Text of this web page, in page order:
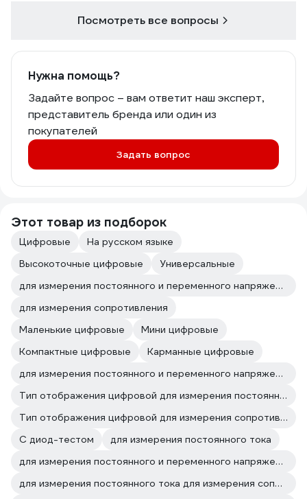
Посмотреть все вопросы
Нужна помощь?
Задайте вопрос – вам ответит наш эксперт,
представитель бренда или один из
покупателей
Задать вопрос
Этот товар из подборок
Цифровые
На русском языке
Высокоточные цифровые
Универсальные
для измерения постоянного и переменного напряжения
для измерения сопротивления
Маленькие цифровые
Мини цифровые
Компактные цифровые
Карманные цифровые
для измерения постоянного и переменного напряжения для измерения сопротивления
Тип отображения цифровой для измерения постоянного и переменного напряжения
Тип отображения цифровой для измерения сопротивления
С диод-тестом
для измерения постоянного тока
для измерения постоянного и переменного напряжения для измерения постоянного тока
для измерения постоянного тока для измерения сопротивления